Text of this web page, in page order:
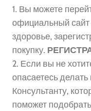
1. Вы можете
официальный
здоровье,
покупку.
2. Если вы не
опасаетесь
Консультанту,
поможет